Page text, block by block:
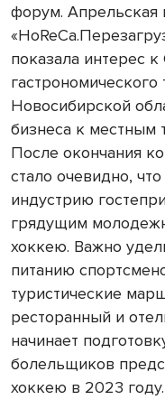
форум. Апрельская
показала интерес
Новосибирской
бизнеса к местным
После окончания
стало очевидно,
индустрию
грядущим
хоккею. Важно
питанию
туристические
ресторанный и
начинает
болельщиков
хоккею в 2023 году.